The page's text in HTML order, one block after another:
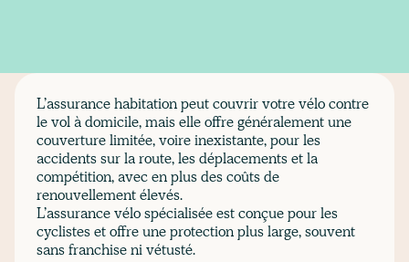
L’assurance habitation peut couvrir votre vélo contre
le vol à domicile, mais elle offre généralement une
couverture limitée, voire inexistante, pour les
accidents sur la route, les déplacements et la
compétition, avec en plus des coûts de
renouvellement élevés.
L’assurance vélo spécialisée est conçue pour les
cyclistes et offre une protection plus large, souvent
sans franchise ni vétusté.